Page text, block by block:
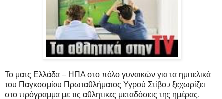
Το ματς Ελλάδα – ΗΠΑ στο πόλο γυναικών για τα ημιτελικά
του Παγκοσμίου Πρωταθλήματος Υγρού Στίβου ξεχωρίζει
στο πρόγραμμα με τις αθλητικές μεταδόσεις της ημέρας.